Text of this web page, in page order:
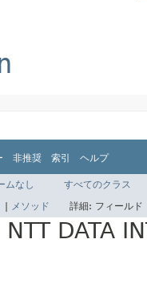
非推奨 索引 ヘルプ
ムなし
すべてのクラス
メソッド 詳細: フィール
DATA